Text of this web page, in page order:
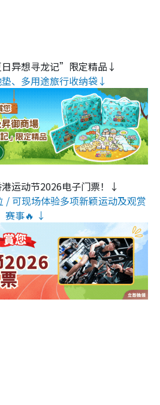
异想寻龙记”限定精品↓
、多用途旅行收纳袋↓
运动节2026电子门票！↓
/ 可现场体验多项新颖运动及观赏
赛事🔥 ↓